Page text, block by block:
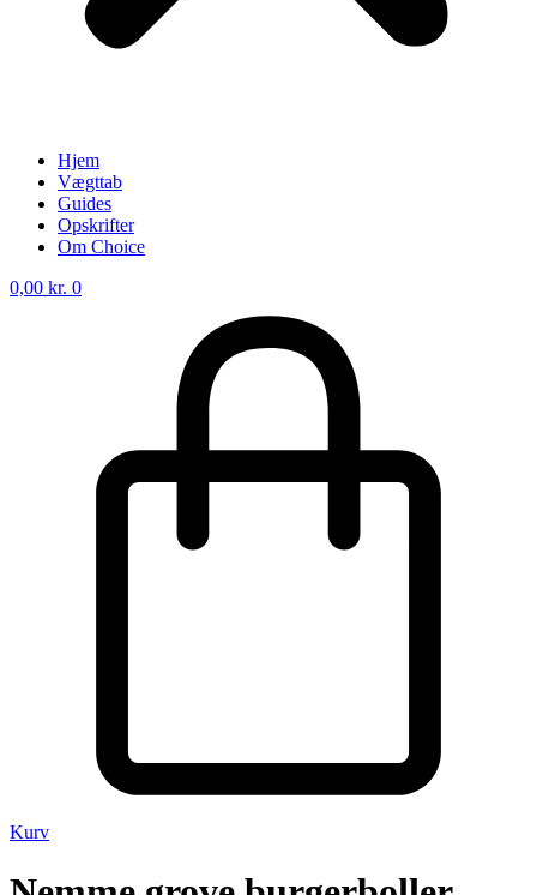
Hjem
Vægttab
Guides
Opskrifter
Om Choice
0,00 kr. 0
Kurv